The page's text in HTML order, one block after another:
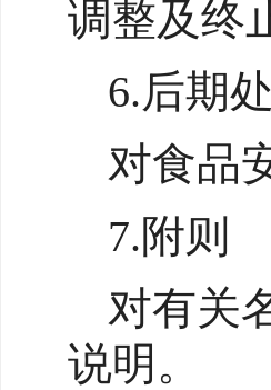
调整及终
6.后期
对食品
7.附则
对有关
说明。